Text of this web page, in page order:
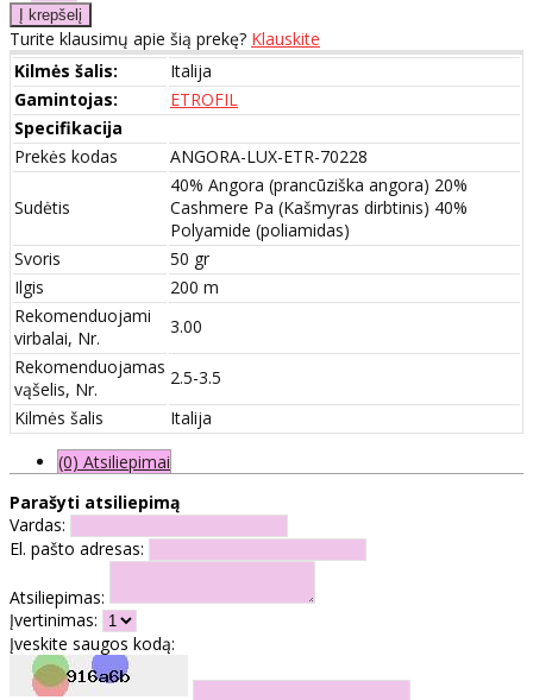
Turite klausimų apie šią prekę? Klauskite
Kilmės šalis:
Italija
Gamintojas:
ETROFIL
Specifikacija
Prekės kodas
ANGORA-LUX-ETR-70228
Sudėtis
40% Angora (prancūziška angora) 20%
Cashmere Pa (Kašmyras dirbtinis) 40%
Polyamide (poliamidas)
Svoris
50 gr
Ilgis
200 m
Rekomenduojami
virbalai, Nr.
3.00
Rekomenduojamas
vąšelis, Nr.
2.5-3.5
Kilmės šalis
Italija
(0) Atsiliepimai
Parašyti atsiliepimą
Vardas:
El. pašto adresas:
Atsiliepimas:
Įvertinimas:
Įveskite saugos kodą: